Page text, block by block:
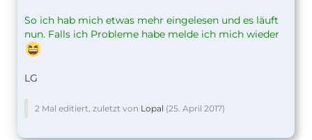
So ich hab mich etwas mehr eingelesen und es läuft
nun. Falls ich Probleme habe melde ich mich wieder
LG
2 Mal editiert, zuletzt von Lopal (25. April 2017)